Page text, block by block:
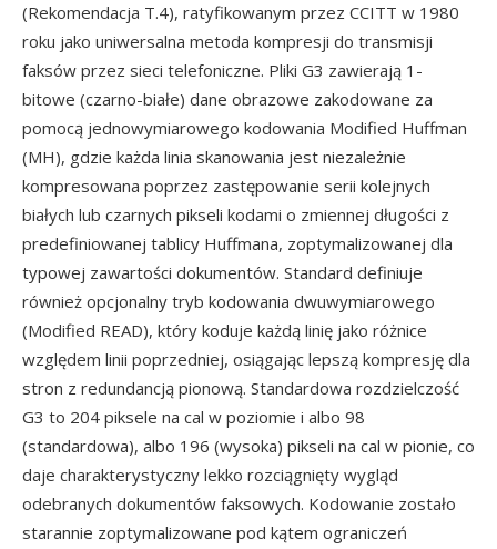
(Rekomendacja T.4), ratyfikowanym przez CCITT w 1980
roku jako uniwersalna metoda kompresji do transmisji
faksów przez sieci telefoniczne. Pliki G3 zawierają 1-
bitowe (czarno-białe) dane obrazowe zakodowane za
pomocą jednowymiarowego kodowania Modified Huffman
(MH), gdzie każda linia skanowania jest niezależnie
kompresowana poprzez zastępowanie serii kolejnych
białych lub czarnych pikseli kodami o zmiennej długości z
predefiniowanej tablicy Huffmana, zoptymalizowanej dla
typowej zawartości dokumentów. Standard definiuje
również opcjonalny tryb kodowania dwuwymiarowego
(Modified READ), który koduje każdą linię jako różnice
względem linii poprzedniej, osiągając lepszą kompresję dla
stron z redundancją pionową. Standardowa rozdzielczość
G3 to 204 piksele na cal w poziomie i albo 98
(standardowa), albo 196 (wysoka) pikseli na cal w pionie, co
daje charakterystyczny lekko rozciągnięty wygląd
odebranych dokumentów faksowych. Kodowanie zostało
starannie zoptymalizowane pod kątem ograniczeń